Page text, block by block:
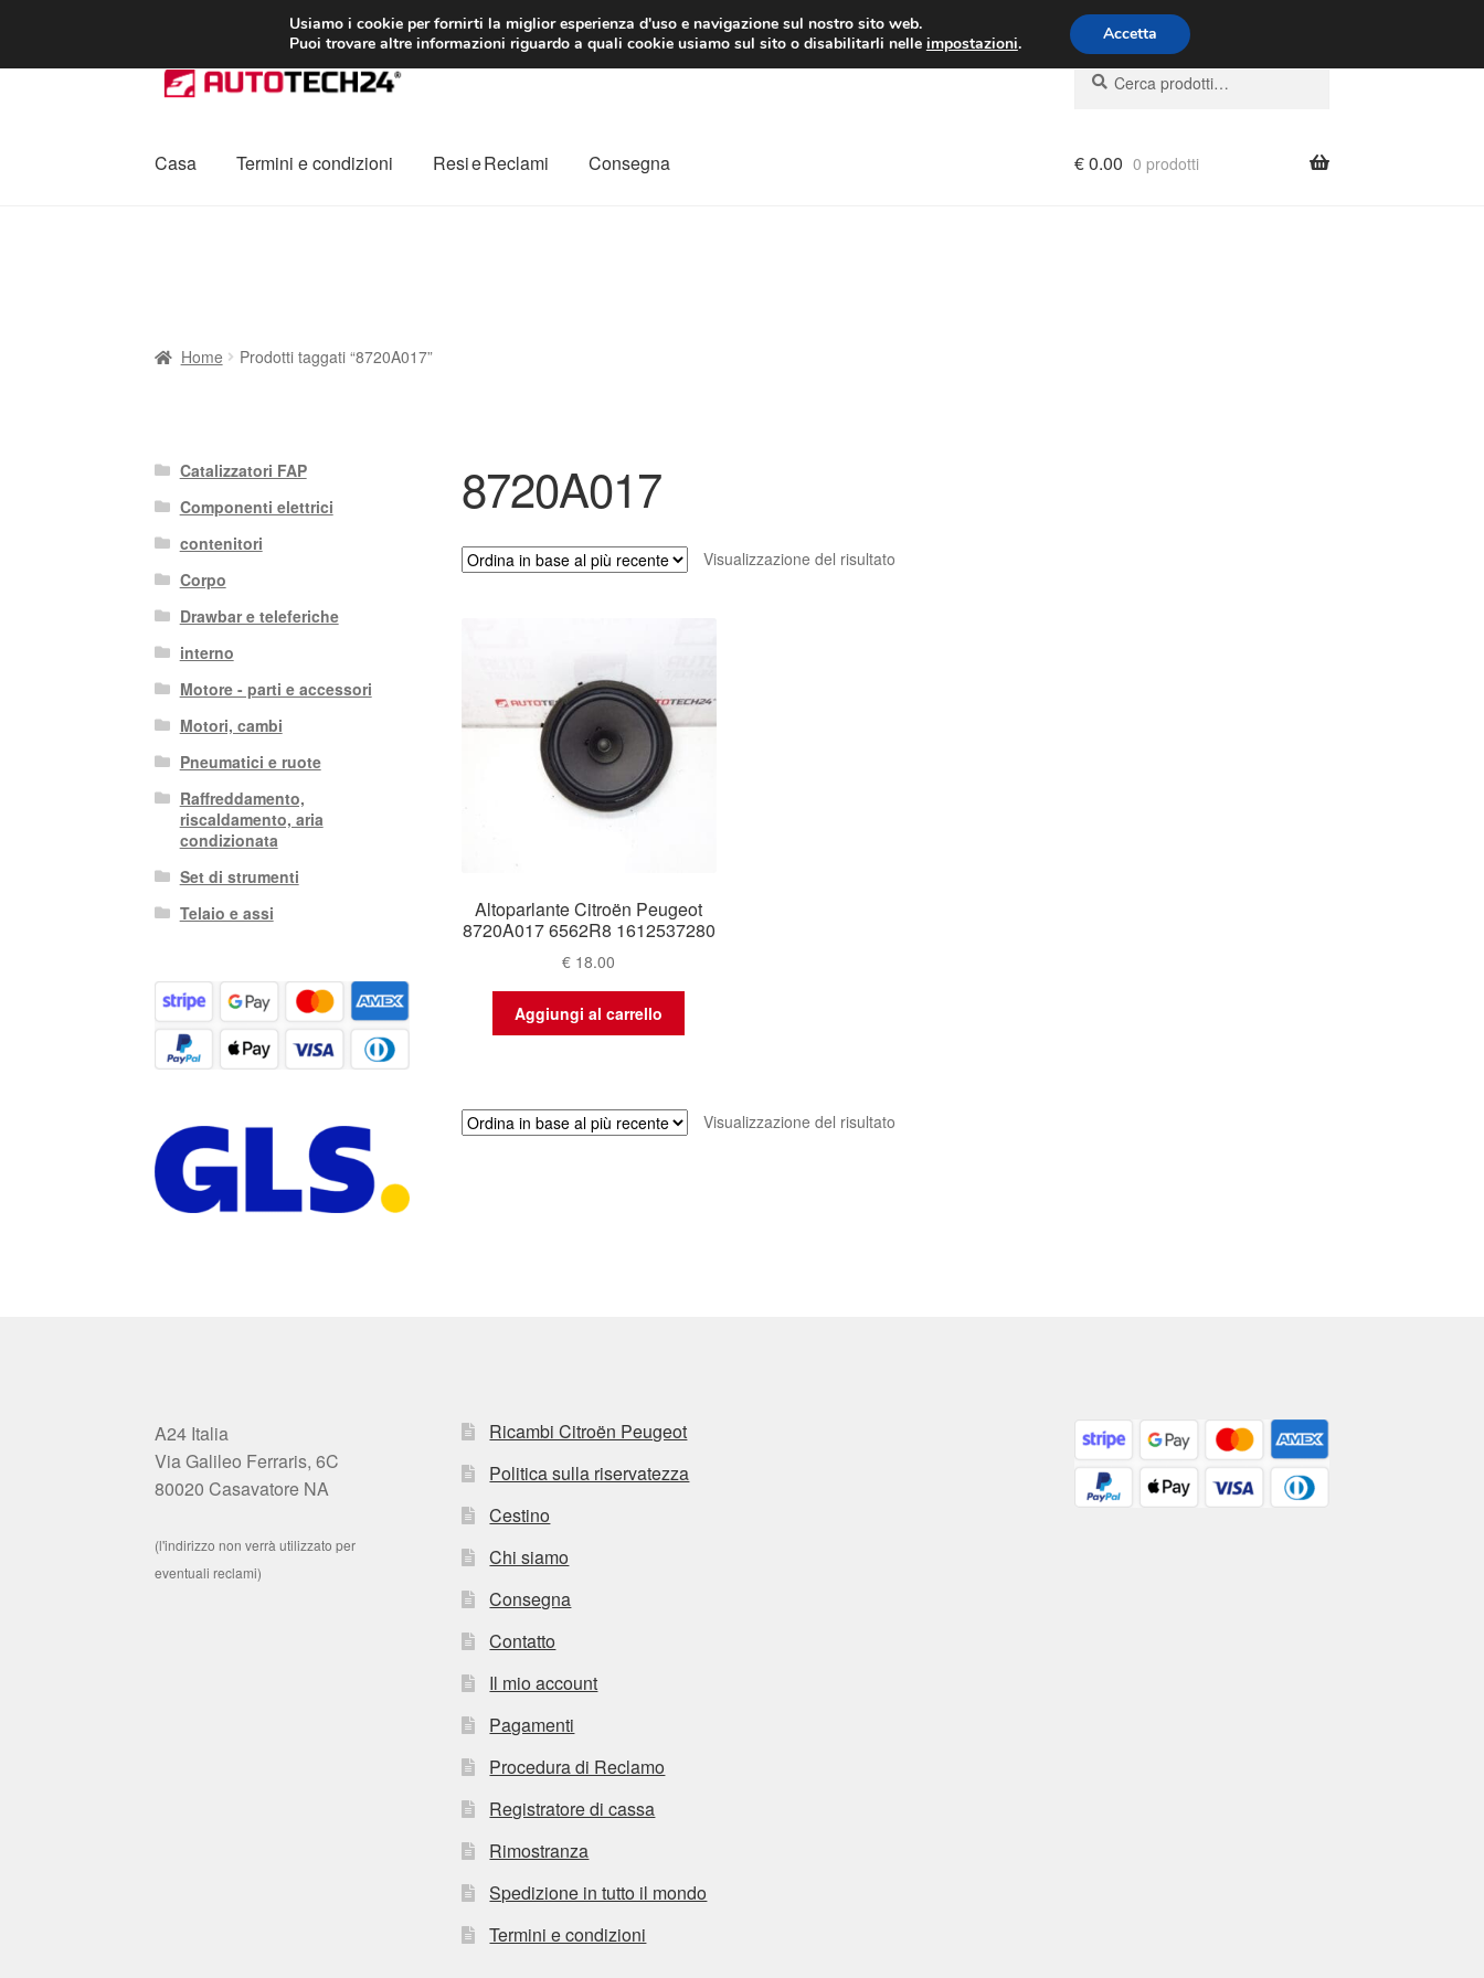
CONSEGNA da 7 EUR Lun-Ven 9:00 - 16:00 800 580 290
Vai
alla
Vai
al
Cerca:
Cerca
Casa Termini e condizioni Resi e Reclami Consegna €0.00 0 prodotti
Home Prodotti taggati “8720A017”
8720A017
Visualizzazione del risultato
Altoparlante Citroën Peugeot
8720A017 6562R8 1612537280
€ 18.00
Aggiungi al carrello
Visualizzazione del risultato
Catalizzatori FAP
Componenti elettrici
contenitori
Corpo
Drawbar e teleferiche
interno
Motore - parti e accessori
Motori, cambi
Pneumatici e ruote
Raffreddamento,
riscaldamento, aria
condizionata
Set di strumenti
Telaio e assi
A24 Italia
Via Galileo Ferraris, 6C
80020 Casavatore NA
(l'indirizzo non verrà utilizzato per
eventuali reclami)
Ricambi Citroën Peugeot
Politica sulla riservatezza
Cestino
Chi siamo
Consegna
Contatto
Il mio account
Pagamenti
Procedura di Reclamo
Registratore di cassa
Rimostranza
Spedizione in tutto il mondo
Termini e condizioni
Usiamo i cookie per fornirti la miglior esperienza d'uso e navigazione sul nostro sito web.
Puoi trovare altre informazioni riguardo a quali cookie usiamo sul sito o disabilitarli nelle impostazioni. Accetta